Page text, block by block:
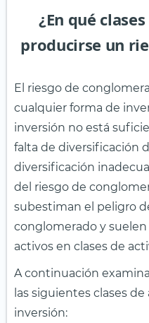
¿En qué
producirse un
El riesgo de
cualquier forma de
inversión no está
falta de diversificación
diversificación
del riesgo de
subestiman el peligro
conglomerado y
activos en clases de
A continuación
las siguientes clases
inversión: